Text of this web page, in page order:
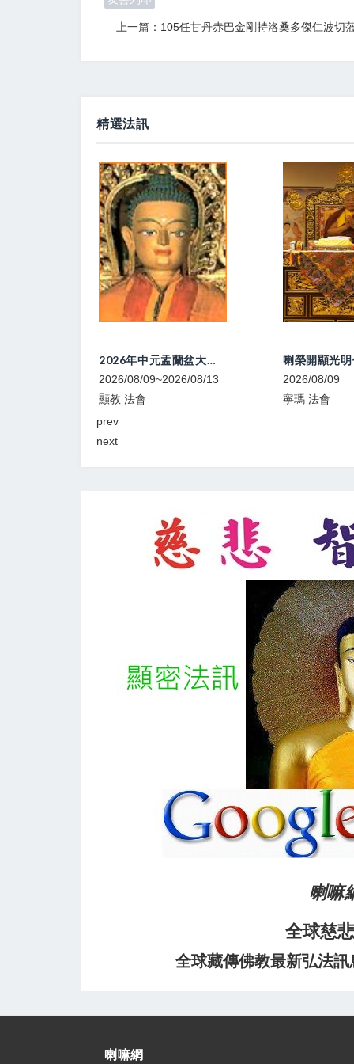
上一篇：105任甘丹赤巴金剛持洛桑多傑仁波切
精選法訊
2026年中元盂蘭盆大法會
2026/08/09~2026/08/13
顯教 法會
2026/08/09
寧瑪 法會
prev
next
喇嘛
全球慈
全球藏傳佛教最新弘法
喇嘛網